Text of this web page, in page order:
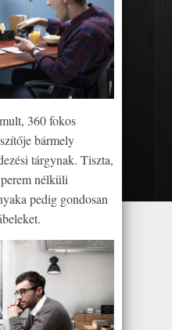
360 fokos
bármely
tárgynak. Tiszta,
nélküli
pedig gondosan